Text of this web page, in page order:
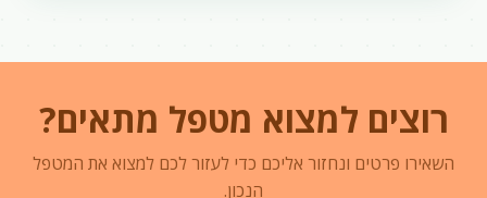
רוצים למצוא מטפל מתאים?
השאירו פרטים ונחזור אליכם כדי לעזור לכם למצוא את המטפל
הנכון.